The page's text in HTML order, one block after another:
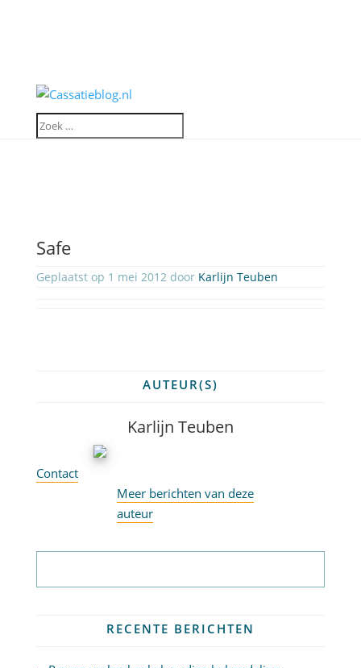
Safe
Geplaatst op 1 mei 2012 door Karlijn Teuben
AUTEUR(S)
Karlijn Teuben
Contact
Meer berichten van deze
auteur
RECENTE BERICHTEN